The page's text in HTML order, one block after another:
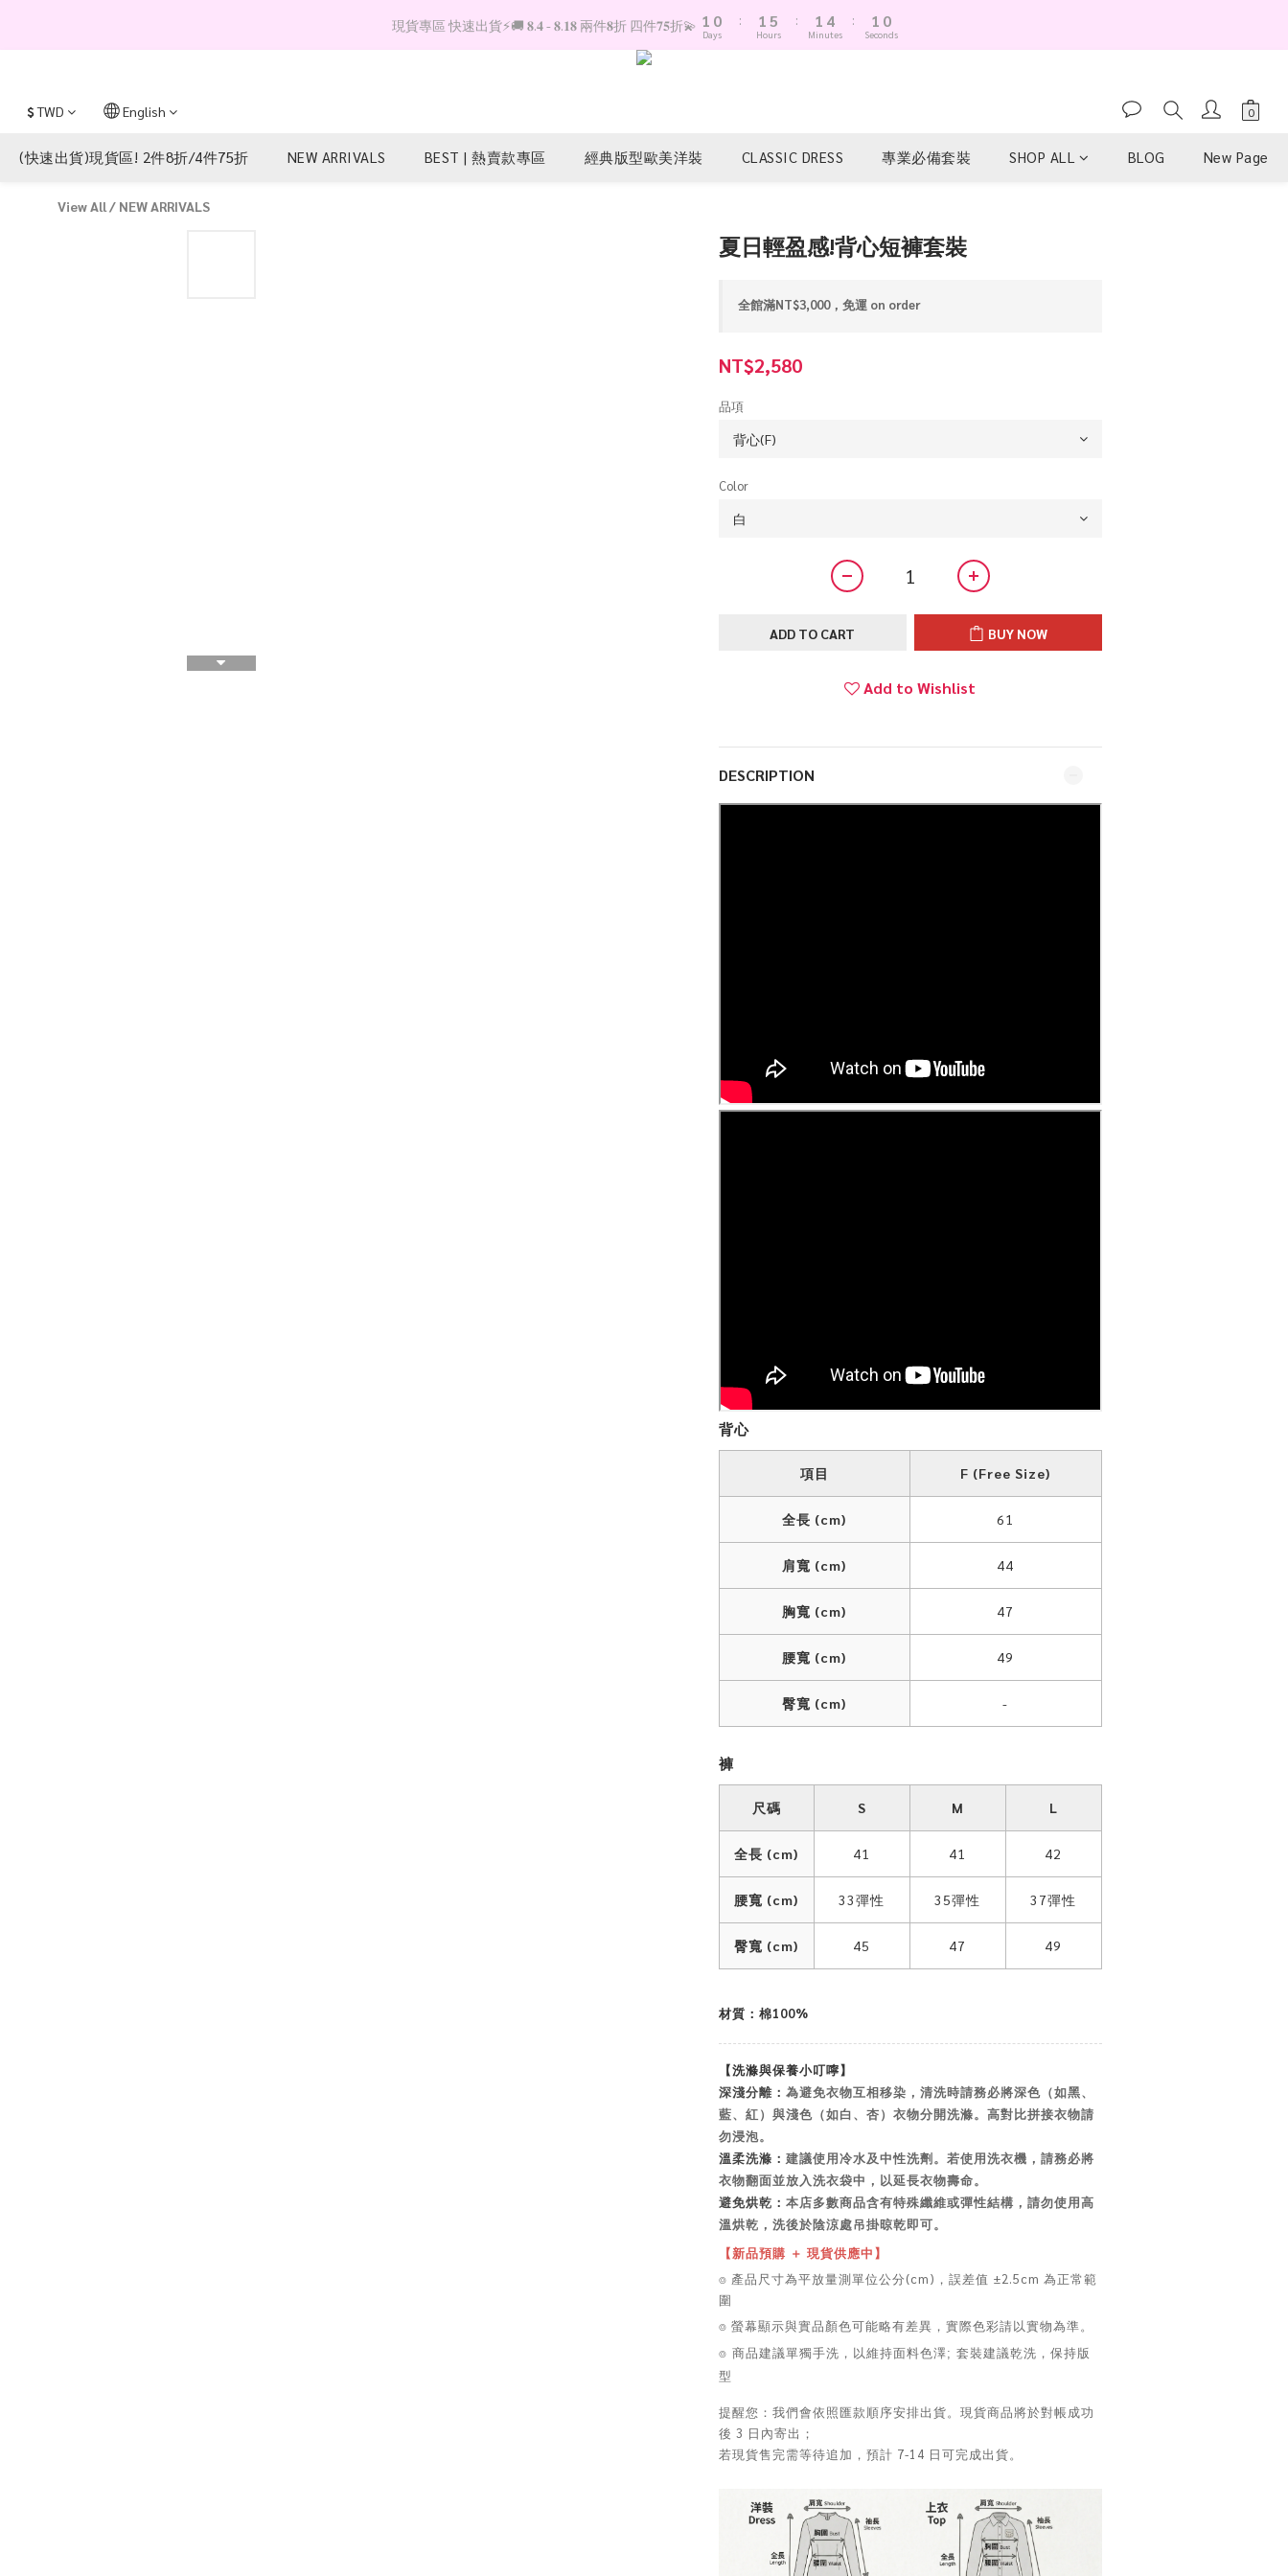
現貨專區 快速出貨⚡️🚚 𝟖.𝟒 - 𝟖.𝟏𝟖 兩件𝟖折 四件𝟕𝟓折💫 1
0
0
Days
:
1
0
5
4
Hours
:
1
0
4
3
Minutes
:
0 9
8
3
2
Seconds
$TWD English
(快速出貨)現貨區! 2件8折/4件75折 NEW ARRIVALS BEST | 熱賣款專區 經典版型歐美洋裝 CLASSIC DRESS 專業必備套裝 SHOP ALL BLOG New Page
View All/ NEW ARRIVALS
夏日輕盈感!背心短褲套裝
全館滿NT$3,000，免運 on order
NT$2,580
品項
Color
ADD TO CART BUY NOW
Add to Wishlist
DESCRIPTION
背心
項目 F (Free Size)
全長 (cm) 61
肩寬 (cm) 44
胸寬 (cm) 47
腰寬 (cm) 49
臀寬 (cm) -
褲
尺碼 S M L
全長 (cm) 41 41 42
腰寬 (cm) 33彈性 35彈性 37彈性
臀寬 (cm) 45 47 49
材質：棉100%
【洗滌與保養小叮嚀】
深淺分離： 為避免衣物互相移染，清洗時請務必將深色（如黑、
藍、紅）與淺色（如白、杏）衣物分開洗滌。高對比拼接衣物請
勿浸泡。
溫柔洗滌： 建議使用冷水及中性洗劑。若使用洗衣機，請務必將
衣物翻面並放入洗衣袋中，以延長衣物壽命。
避免烘乾： 本店多數商品含有特殊纖維或彈性結構，請勿使用高
溫烘乾，洗後於陰涼處吊掛晾乾即可。
【新品預購 ＋ 現貨供應中】
⌾ 產品尺寸為平放量測單位公分(cm)，誤差值 ±2.5cm 為正常範
圍
⌾ 螢幕顯示與實品顏色可能略有差異，實際色彩請以實物為準。
⌾ 商品建議單獨手洗，以維持面料色澤; 套裝建議乾洗，保持版
型
提醒您：我們會依照匯款順序安排出貨。現貨商品將於對帳成功
後 3 日內寄出；
若現貨售完需等待追加，預計 7-14 日可完成出貨。